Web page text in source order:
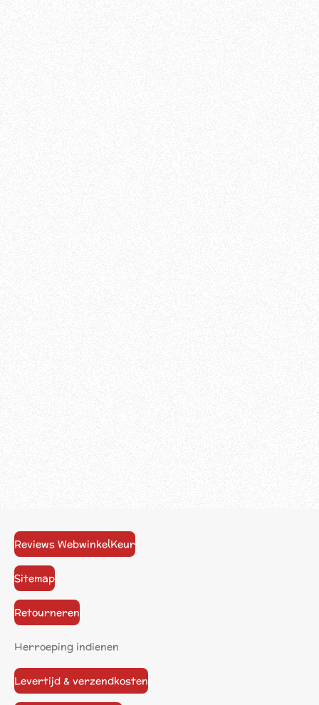
Reviews WebwinkelKeur
Sitemap
Retourneren
Herroeping indienen
Levertijd & verzendkosten